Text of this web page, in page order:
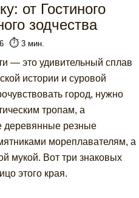
от Гостиного
зодчества
⏱️ 3 мин.
— это удивительный сплав
истории и суровой
город, нужно
тропам, а
деревянные резные
мореплавателям, а
мукой. Вот три знаковых
этого края.